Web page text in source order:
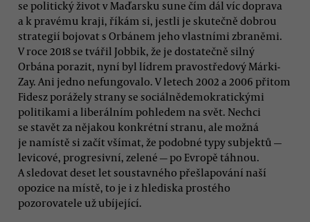
se politický život v Maďarsku sune čím dál víc doprava
a k pravému kraji, říkám si, jestli je skutečně dobrou
strategií bojovat s Orbánem jeho vlastními zbraněmi.
V roce 2018 se tvářil Jobbik, že je dostatečně silný
Orbána porazit, nyní byl lídrem pravostředový Márki-
Zay. Ani jedno nefungovalo. V letech 2002 a 2006 přitom
Fidesz porážely strany se sociálnědemokratickými
politikami a liberálním pohledem na svět. Nechci
se stavět za nějakou konkrétní stranu, ale možná
je namístě si začít všímat, že podobné typy subjektů —
levicové, progresivní, zelené — po Evropě táhnou.
A sledovat deset let soustavného přešlapování naší
opozice na místě, to je i z hlediska prostého
pozorovatele už ubíjející.